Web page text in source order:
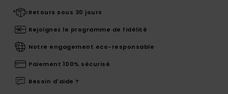
Retours sous 30 jours
Rejoignez le programme de fidélité
Notre engagement eco-responsable
Paiement 100% sécurisé
Besoin d'aide ?